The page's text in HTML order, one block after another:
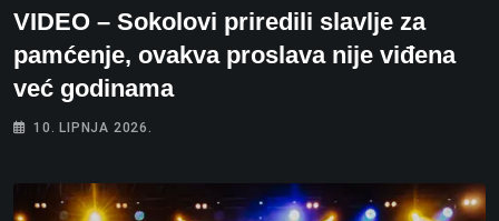
VIDEO – Sokolovi priredili slavlje za
pamćenje, ovakva proslava nije viđena
već godinama
10. LIPNJA 2026.